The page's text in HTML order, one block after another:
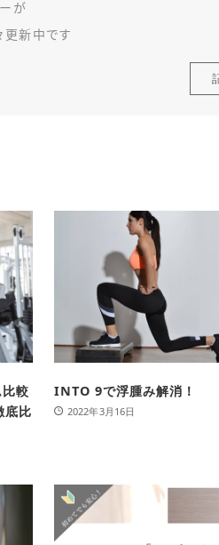
が
更新中です
較
底比
INTO 9で浮腫み解消！
2022年3月16日